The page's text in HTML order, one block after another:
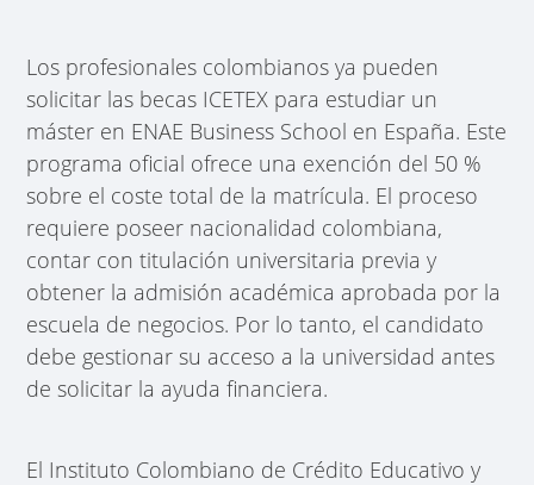
Los profesionales colombianos ya pueden
solicitar las becas ICETEX para estudiar un
máster en ENAE Business School en España. Este
programa oficial ofrece una exención del 50 %
sobre el coste total de la matrícula. El proceso
requiere poseer nacionalidad colombiana,
contar con titulación universitaria previa y
obtener la admisión académica aprobada por la
escuela de negocios. Por lo tanto, el candidato
debe gestionar su acceso a la universidad antes
de solicitar la ayuda financiera.
El Instituto Colombiano de Crédito Educativo y